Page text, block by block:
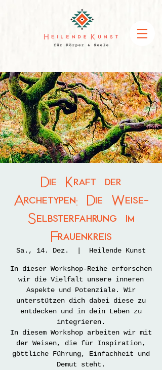
Die Kraft der
Archetypen: Die Weise-
Selbsterfahrung im
Frauenkreis
Sa., 14. Dez. Heilende Kunst
In dieser Workshop-Reihe erforschen
wir die Vielfalt unsere inneren
Aspekte und Potenziale. Wir
unterstützen dich dabei diese zu
entdecken und in dein Leben zu
integrieren.
In diesem Workshop arbeiten wir mit
der Weisen, die für Inspiration,
göttliche Führung, Einfachheit und
Demut steht.